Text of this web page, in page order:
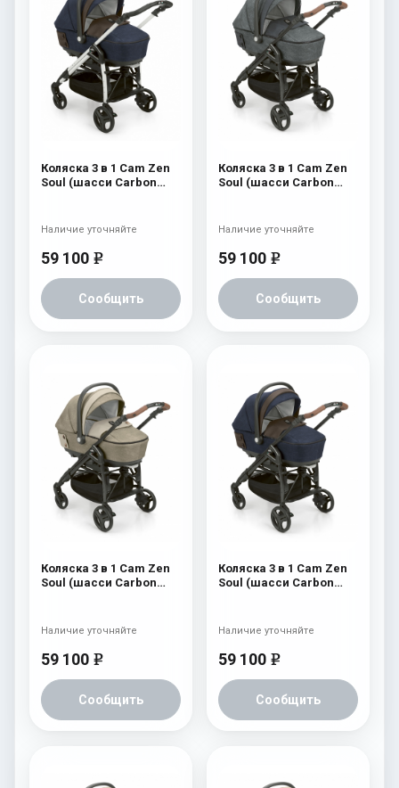
Коляска 3 в 1 Cam Zen
Soul (шасси Carbon
59 100 e
Сообщить
Наличие уточняйте
Коляска 3 в 1 Cam Zen
Soul (шасси Carbon
59 100 e
Сообщить
Наличие уточняйте
Коляска 3 в 1 Cam Zen
Soul (шасси Carbon
59 100 e
Сообщить
Наличие уточняйте
Коляска 3 в 1 Cam Zen
Soul (шасси Carbon
59 100 e
Сообщить
Наличие уточняйте